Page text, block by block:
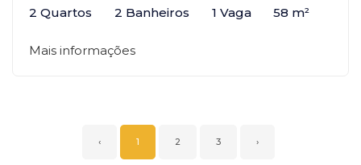
2 Quartos 2 Banheiros 1 Vaga 58 m²
Mais informações
‹ 1 2 3 ›